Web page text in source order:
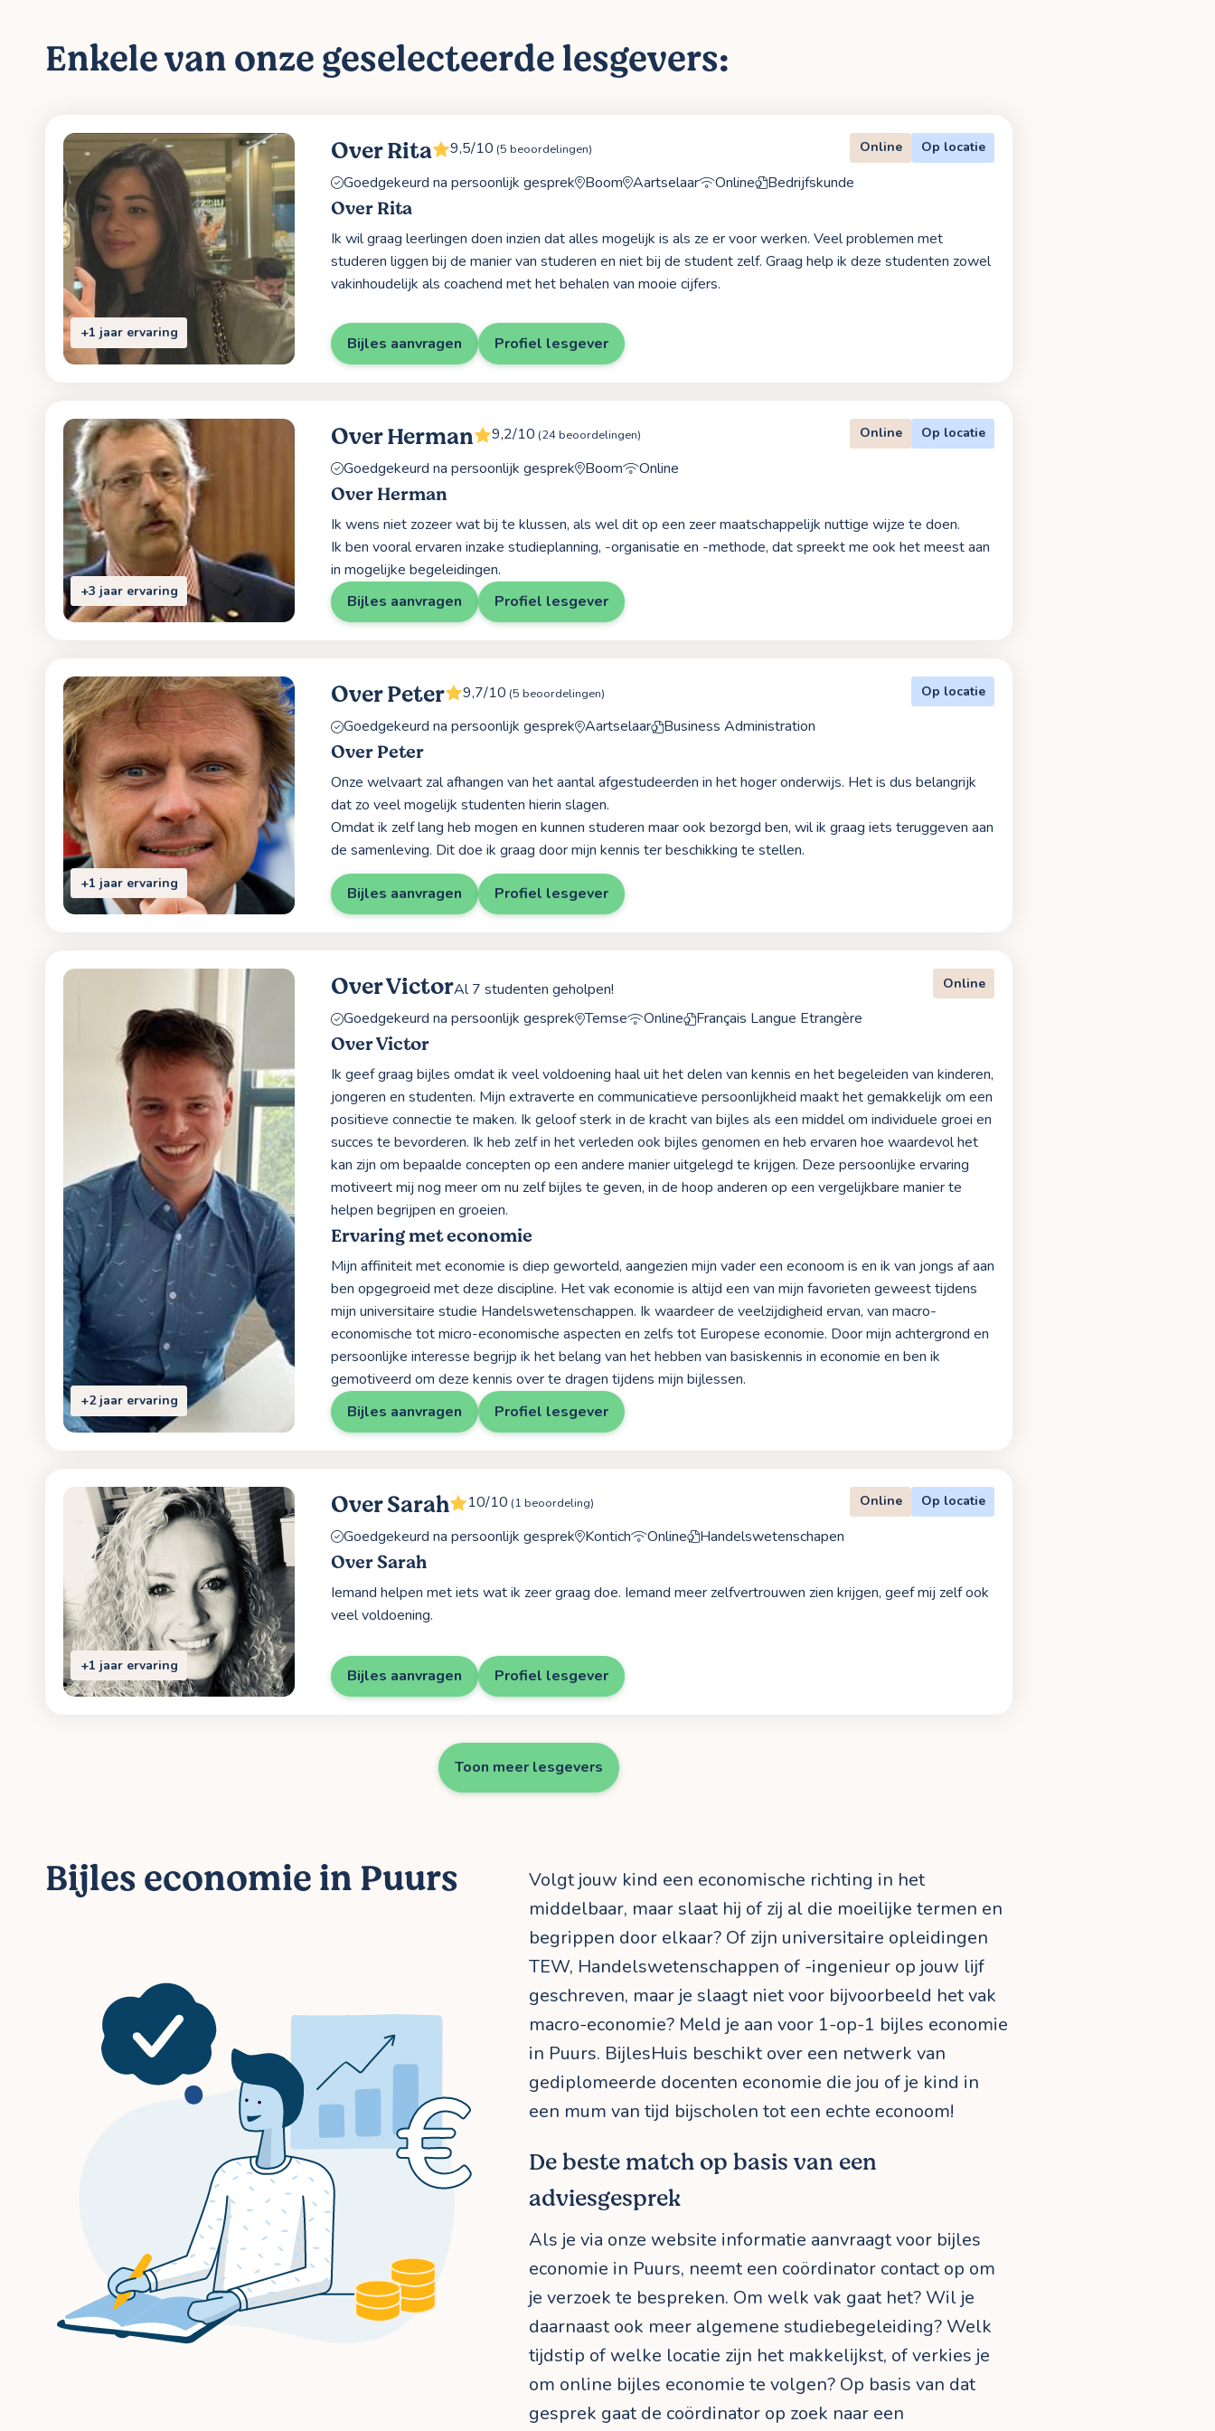
Enkele van onze geselecteerde lesgevers:
+1 jaar ervaring
Over Rita 9,5/10 (5 beoordelingen) Online Op locatie
Goedgekeurd na persoonlijk gesprek Boom Aartselaar Online Bedrijfskunde
Over Rita
Ik wil graag leerlingen doen inzien dat alles mogelijk is als ze er voor werken. Veel problemen met
studeren liggen bij de manier van studeren en niet bij de student zelf. Graag help ik deze studenten zowel
vakinhoudelijk als coachend met het behalen van mooie cijfers.
Bijles aanvragen Profiel lesgever
+3 jaar ervaring
Over Herman 9,2/10 (24 beoordelingen) Online Op locatie
Goedgekeurd na persoonlijk gesprek Boom Online
Over Herman
Ik wens niet zozeer wat bij te klussen, als wel dit op een zeer maatschappelijk nuttige wijze te doen.
Ik ben vooral ervaren inzake studieplanning, -organisatie en -methode, dat spreekt me ook het meest aan
in mogelijke begeleidingen.
Bijles aanvragen
Profiel lesgever
+1 jaar ervaring
Over Peter 9,7/10 (5 beoordelingen) Op locatie
Goedgekeurd na persoonlijk gesprek Aartselaar Business Administration
Over Peter
Onze welvaart zal afhangen van het aantal afgestudeerden in het hoger onderwijs. Het is dus belangrijk
dat zo veel mogelijk studenten hierin slagen.
Omdat ik zelf lang heb mogen en kunnen studeren maar ook bezorgd ben, wil ik graag iets teruggeven aan
de samenleving. Dit doe ik graag door mijn kennis ter beschikking te stellen.
Bijles aanvragen Profiel lesgever
+2 jaar ervaring
Over VictorAl 7 studenten geholpen! Online
Goedgekeurd na persoonlijk gesprek Temse Online Français Langue Etrangère
Over Victor
Ik geef graag bijles omdat ik veel voldoening haal uit het delen van kennis en het begeleiden van kinderen,
jongeren en studenten. Mijn extraverte en communicatieve persoonlijkheid maakt het gemakkelijk om een
positieve connectie te maken. Ik geloof sterk in de kracht van bijles als een middel om individuele groei en
succes te bevorderen. Ik heb zelf in het verleden ook bijles genomen en heb ervaren hoe waardevol het
kan zijn om bepaalde concepten op een andere manier uitgelegd te krijgen. Deze persoonlijke ervaring
motiveert mij nog meer om nu zelf bijles te geven, in de hoop anderen op een vergelijkbare manier te
helpen begrijpen en groeien.
Ervaring met economie
Mijn affiniteit met economie is diep geworteld, aangezien mijn vader een econoom is en ik van jongs af aan
ben opgegroeid met deze discipline. Het vak economie is altijd een van mijn favorieten geweest tijdens
mijn universitaire studie Handelswetenschappen. Ik waardeer de veelzijdigheid ervan, van macro-
economische tot micro-economische aspecten en zelfs tot Europese economie. Door mijn achtergrond en
persoonlijke interesse begrijp ik het belang van het hebben van basiskennis in economie en ben ik
gemotiveerd om deze kennis over te dragen tijdens mijn bijlessen.
Bijles aanvragen
Profiel lesgever
+1 jaar ervaring
Over Sarah 10/10 (1 beoordeling) Online Op locatie
Goedgekeurd na persoonlijk gesprek Kontich Online Handelswetenschapen
Over Sarah
Iemand helpen met iets wat ik zeer graag doe. Iemand meer zelfvertrouwen zien krijgen, geef mij zelf ook
veel voldoening.
Bijles aanvragen Profiel lesgever
Toon meer lesgevers
Bijles economie in Puurs
Volgt jouw kind een economische richting in het
middelbaar, maar slaat hij of zij al die moeilijke termen en
begrippen door elkaar? Of zijn universitaire opleidingen
TEW, Handelswetenschappen of -ingenieur op jouw lijf
geschreven, maar je slaagt niet voor bijvoorbeeld het vak
macro-economie? Meld je aan voor 1-op-1 bijles economie
in Puurs. BijlesHuis beschikt over een netwerk van
gediplomeerde docenten economie die jou of je kind in
een mum van tijd bijscholen tot een echte econoom!
De beste match op basis van een
adviesgesprek
Als je via onze website informatie aanvraagt voor bijles
economie in Puurs, neemt een coördinator contact op om
je verzoek te bespreken. Om welk vak gaat het? Wil je
daarnaast ook meer algemene studiebegeleiding? Welk
tijdstip of welke locatie zijn het makkelijkst, of verkies je
om online bijles economie te volgen? Op basis van dat
gesprek gaat de coördinator op zoek naar een